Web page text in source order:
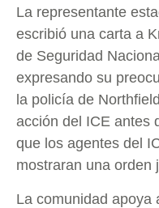
La representante
escribió una carta a
de Seguridad
expresando su
la policía de
acción del ICE antes
que los agentes del
mostraran una orden
La comunidad apoya